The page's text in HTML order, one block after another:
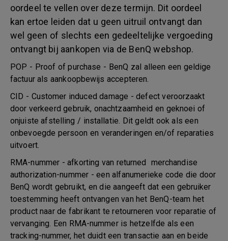
oordeel te vellen over deze termijn. Dit oordeel
kan ertoe leiden dat u geen uitruil ontvangt dan
wel geen of slechts een gedeeltelijke vergoeding
ontvangt bij aankopen via de BenQ webshop.
POP - Proof of purchase - BenQ zal alleen een geldige
factuur als aankoopbewijs accepteren.
CID - Customer induced damage - defect veroorzaakt
door verkeerd gebruik, onachtzaamheid en geknoei of
onjuiste afstelling / installatie. Dit geldt ook als een
onbevoegde persoon en veranderingen en/of reparaties
uitvoert.
RMA-nummer - afkorting van returned merchandise
authorization-nummer - een alfanumerieke code die door
BenQ wordt gebruikt, en die aangeeft dat een gebruiker
toestemming heeft ontvangen van het BenQ-team het
product naar de fabrikant te retourneren voor reparatie of
vervanging. Een RMA-nummer is hetzelfde als een
tracking-nummer, het duidt een transactie aan en beide